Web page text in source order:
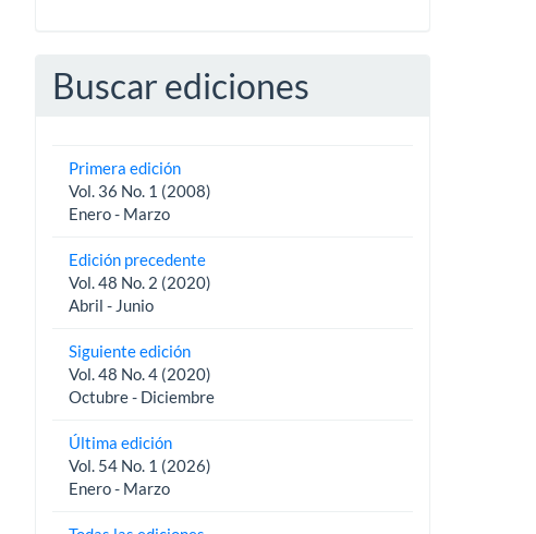
Buscar ediciones
Primera edición
Vol. 36 No. 1 (2008)
Enero - Marzo
Edición precedente
Vol. 48 No. 2 (2020)
Abril - Junio
Siguiente edición
Vol. 48 No. 4 (2020)
Octubre - Diciembre
Última edición
Vol. 54 No. 1 (2026)
Enero - Marzo